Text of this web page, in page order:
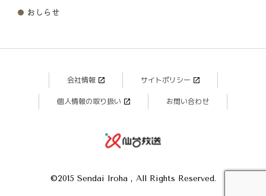
おしらせ
会社情報 サイトポリシー
個人情報の取り扱い お問い合わせ
©2015 Sendai Iroha , All Rights Reserved.